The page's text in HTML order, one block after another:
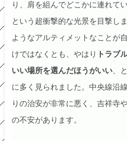
り、肩を組んでどこかに連れてい
という超衝撃的な光景を目撃し
ようなアルティメットなことが
けではなくとも、やはり
トラブ
いい場所を選んだほうがいい、
に多く見られました。中央線沿
りの治安が非常に悪く、吉祥寺
の不安があります。